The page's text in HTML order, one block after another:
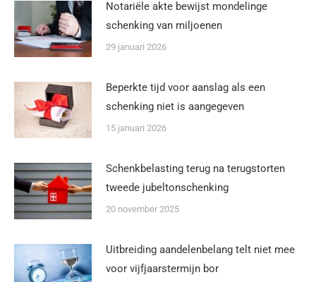
Notariële akte bewijst mondelinge
schenking van miljoenen
29 januari 2026
Beperkte tijd voor aanslag als een
schenking niet is aangegeven
15 januari 2026
Schenkbelasting terug na terugstorten
tweede jubeltonschenking
20 november 2025
Uitbreiding aandelenbelang telt niet mee
voor vijfjaarstermijn bor